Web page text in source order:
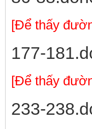
[Để thấy
177-
[Để thấy
233-